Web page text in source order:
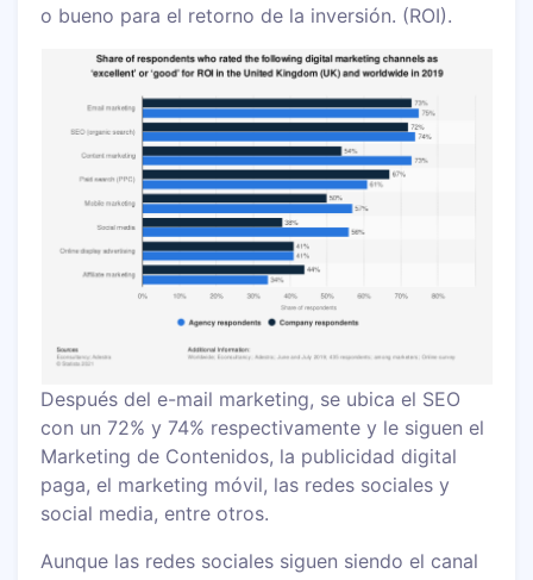
o bueno para el retorno de la inversión. (ROI).
Después del e-mail marketing, se ubica el SEO
con un 72% y 74% respectivamente y le siguen el
Marketing de Contenidos, la publicidad digital
paga, el marketing móvil, las redes sociales y
social media, entre otros.
Aunque las redes sociales siguen siendo el canal